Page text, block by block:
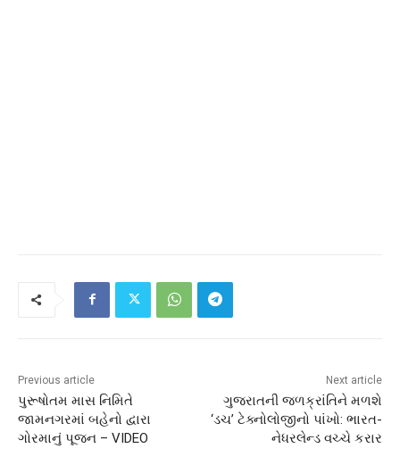
Previous article
પુરૂષોતમ માસ નિમિતે
જામનગરમાં બહેનો દ્વારા
ગોરમાનું પૂજન – VIDEO
Next article
ગુજરાતની જળક્રાંતિને મળશે
‘ડચ’ ટેક્નોલોજીનો પાંખો: ભારત-
નેધરલેન્ડ વચ્ચે કરાર